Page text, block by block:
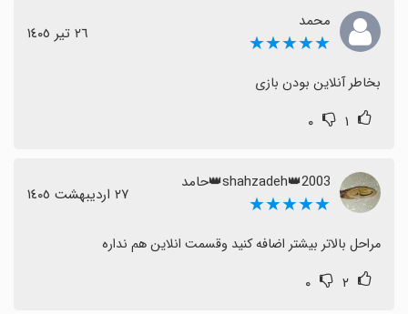
محمد
★★★★★ ٢٦ تیر ١٤٠٥
بخاطر آنلاین بودن بازی
۱ ۰
2003👑shahzadeh👑حامد
★★★★★ ٢٧ اردیبهشت ١٤٠٥
مراحل بالاتر بیشتر اضافه کنید وقسمت انلاین هم نداره
۲ ۰